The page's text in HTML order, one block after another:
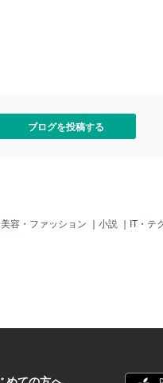
ブログを投稿する
美容・ファッション ｜ 小説 ｜ IT・テ